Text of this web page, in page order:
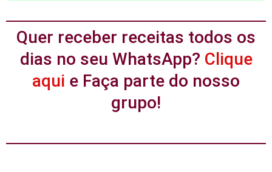
Quer receber receitas todos os
dias no seu WhatsApp? Clique
aqui e Faça parte do nosso
grupo!